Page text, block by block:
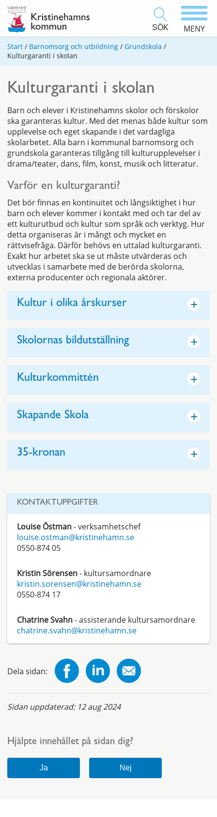
SÖK MENY
Start / Barnomsorg och utbildning / Grundskola /
Kulturgaranti i skolan
Kulturgaranti i skolan
Barn och elever i Kristinehamns skolor och förskolor
ska garanteras kultur. Med det menas både kultur som
upplevelse och eget skapande i det vardagliga
skolarbetet. Alla barn i kommunal barnomsorg och
grundskola garanteras tillgång till kulturupplevelser i
drama/teater, dans, film, konst, musik och litteratur.
Varför en kulturgaranti?
Det bör finnas en kontinuitet och långsiktighet i hur
barn och elever kommer i kontakt med och tar del av
ett kulturutbud och kultur som språk och verktyg. Hur
detta organiseras är i mångt och mycket en
rättvisefråga. Därför behövs en uttalad kulturgaranti.
Exakt hur arbetet ska se ut måste utvärderas och
utvecklas i samarbete med de berörda skolorna,
externa producenter och regionala aktörer.
Kultur i olika årskurser +
Skolornas bildutställning +
Kulturkommittén +
Skapande Skola +
35-kronan +
KONTAKTUPPGIFTER
Louise Östman- verksamhetschef
louise.ostman@kristinehamn.se
0550-874 05
Kristin Sörensen- kultursamordnare
kristin.sorensen@kristinehamn.se
0550-874 17
Chatrine Svahn- assisterande kultursamordnare
chatrine.svahn@kristinehamn.se
Dela sidan:
Sidan uppdaterad: 12 aug 2024
Hjälpte innehållet på sidan dig?